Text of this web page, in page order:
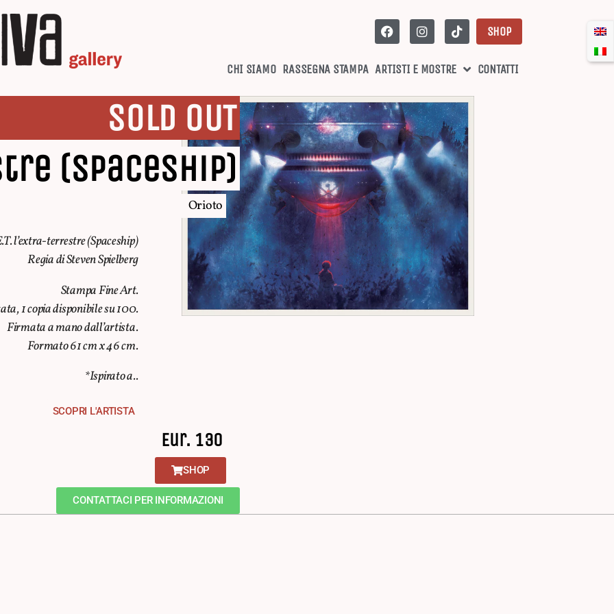
SHOP
CHI SIAMO RASSEGNA STAMPA ARTISTI E MOSTRE CONTATTI
SOLD OUT
(Spaceship)
Orioto
l’extra-terrestre (Spaceship)
Regia di Steven Spielberg
Stampa Fine Art.
1 copia disponibile su 100.
Firmata a mano dall’artista.
Formato 61 cm x 46 cm.
*Ispirato a..
SCOPRI L'ARTISTA
Eur. 130
SHOP
CONTATTACI PER INFORMAZIONI